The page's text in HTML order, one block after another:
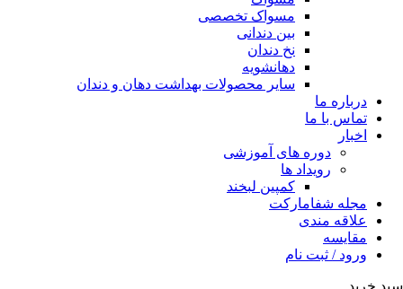
مسواک تخصصی
بین دندانی
نخ دندان
دهانشویه
سایر محصولات بهداشت دهان و دندان
درباره ما
تماس با ما
اخبار
دوره های آموزشی
رویداد ها
کمپین لبخند
مجله شفامارکت
علاقه مندی
مقایسه
ورود / ثبت نام
سبد خرید